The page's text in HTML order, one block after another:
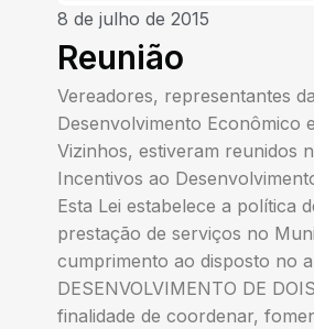
8 de julho de 2015
Reunião
Vereadores, representantes
Desenvolvimento Econômico
Vizinhos, estiveram reunidos
Incentivos ao
Esta Lei estabelece a política
prestação de serviços no
cumprimento ao disposto no
DESENVOLVIMENTO DE
finalidade de coordenar,